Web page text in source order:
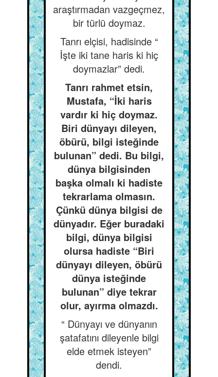
araştırmadan vazgeçmez,
bir türlü doymaz.
Tanrı elçisi, hadisinde “
İşte iki tane haris ki hiç
doymazlar” dedi.
Tanrı rahmet etsin,
Mustafa, “İki haris
vardır ki hiç doymaz.
Biri dünyayı dileyen,
öbürü, bilgi isteğinde
bulunan” dedi. Bu bilgi,
dünya bilgisinden
başka olmalı ki hadiste
tekrarlama olmasın.
Çünkü dünya bilgisi de
dünyadır. Eğer buradaki
bilgi, dünya bilgisi
olursa hadiste “Biri
dünyayı dileyen, öbürü
dünya isteğinde
bulunan” diye tekrar
olur, ayırma olmazdı.
“ Dünyayı ve dünyanın
şatafatını dileyenle bilgi
elde etmek isteyen”
dendi.